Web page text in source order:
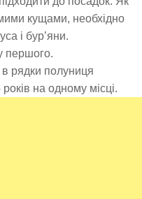
кущами, необхідно
і бур’яни.
першого.
рядки полуниця
на одному місці.